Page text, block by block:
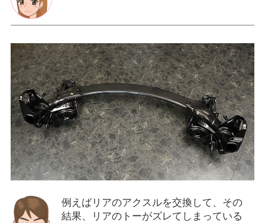
例えばリアのアクスルを交換して、その
結果、リアのトーがズレてしまっている